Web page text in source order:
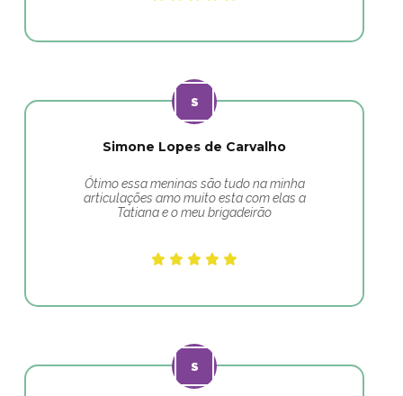
Simone Lopes de Carvalho
Ótimo essa meninas são tudo na minha
articulações amo muito esta com elas a
Tatiana e o meu brigadeirão